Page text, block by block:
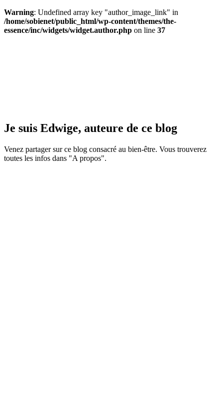
Warning: Undefined array key "author_image_link" in
/home/sobienet/public_html/wp-content/themes/the-
essence/inc/widgets/widget.author.php on line 37
Je suis Edwige, auteure de ce blog
Venez partager sur ce blog consacré au bien-être. Vous trouverez
toutes les infos dans "A propos".